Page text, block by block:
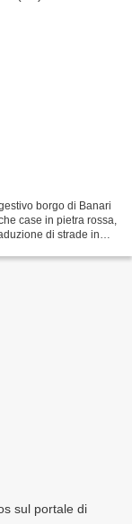
borgo di Banari
case in pietra rossa,
di strade in
sul portale di